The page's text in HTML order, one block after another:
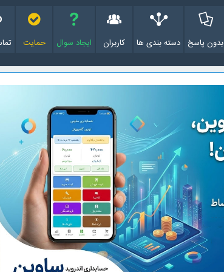
بدون پاسخ دسته بندی ها کاربران ایجاد سوال حمایت